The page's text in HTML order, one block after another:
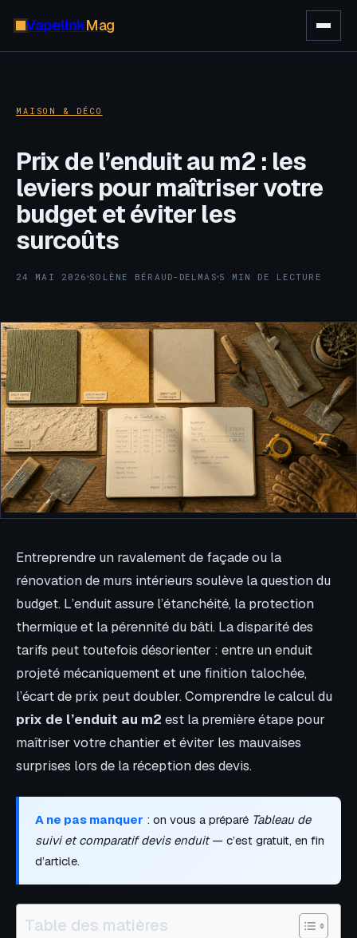
VapelinkMag
MAISON & DÉCO
Prix de l’enduit au m2 : les
leviers pour maîtriser votre
budget et éviter les
surcoûts
24 MAI 2026·SOLÈNE BÉRAUD-DELMAS ·
5 MIN DE LECTURE
Entreprendre un ravalement de façade ou la
rénovation de murs intérieurs soulève la question du
budget. L’enduit assure l’étanchéité, la protection
thermique et la pérennité du bâti. La disparité des
tarifs peut toutefois désorienter : entre un enduit
projeté mécaniquement et une finition talochée,
l’écart de prix peut doubler. Comprendre le calcul du
prix de l’enduit au m2 est la première étape pour
maîtriser votre chantier et éviter les mauvaises
surprises lors de la réception des devis.
A ne pas manquer : on vous a préparé Tableau de
suivi et comparatif devis enduit— c’est gratuit, en fin
d’article.
Table des matières